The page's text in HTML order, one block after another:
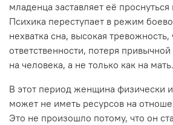
младенца заставляет её проснуться
Психика переступает в режим
нехватка сна, высокая
ответственности, потеря
на человека, а не только как на мать.
В этот период женщина физически
может не иметь ресурсов на
Это не произошло потому, что он